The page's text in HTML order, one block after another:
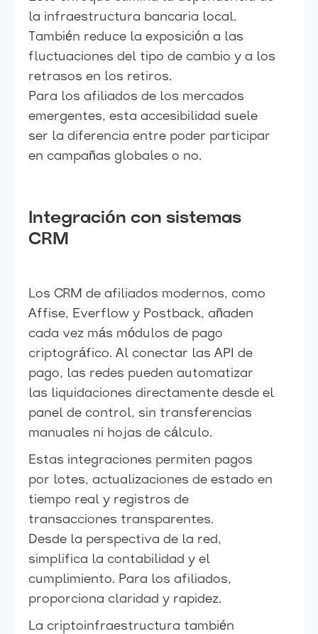
la infraestructura bancaria local.
También reduce la exposición a las
fluctuaciones del tipo de cambio y a los
retrasos en los retiros.
Para los afiliados de los mercados
emergentes, esta accesibilidad suele
ser la diferencia entre poder participar
en campañas globales o no.
Integración con sistemas
CRM
Los CRM de afiliados modernos, como
Affise, Everflow y Postback, añaden
cada vez más módulos de pago
criptográfico. Al conectar las API de
pago, las redes pueden automatizar
las liquidaciones directamente desde el
panel de control, sin transferencias
manuales ni hojas de cálculo.
Estas integraciones permiten pagos
por lotes, actualizaciones de estado en
tiempo real y registros de
transacciones transparentes.
Desde la perspectiva de la red,
simplifica la contabilidad y el
cumplimiento. Para los afiliados,
proporciona claridad y rapidez.
La criptoinfraestructura también